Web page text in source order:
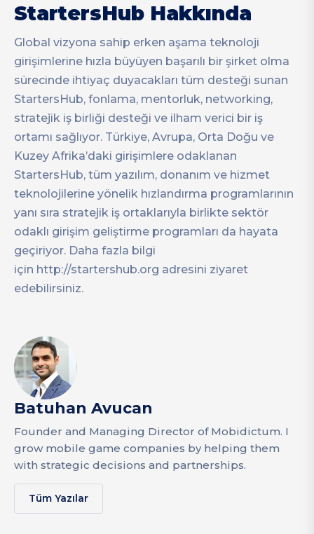
StartersHub Hakkında
Global vizyona sahip erken aşama teknoloji
girişimlerine hızla büyüyen başarılı bir şirket olma
sürecinde ihtiyaç duyacakları tüm desteği sunan
StartersHub, fonlama, mentorluk, networking,
stratejik iş birliği desteği ve ilham verici bir iş
ortamı sağlıyor. Türkiye, Avrupa, Orta Doğu ve
Kuzey Afrika’daki girişimlere odaklanan
StartersHub, tüm yazılım, donanım ve hizmet
teknolojilerine yönelik hızlandırma programlarının
yanı sıra stratejik iş ortaklarıyla birlikte sektör
odaklı girişim geliştirme programları da hayata
geçiriyor. Daha fazla bilgi
için http://startershub.org adresini ziyaret
edebilirsiniz.
Batuhan Avucan
Founder and Managing Director of Mobidictum. I
grow mobile game companies by helping them
with strategic decisions and partnerships.
Tüm Yazılar